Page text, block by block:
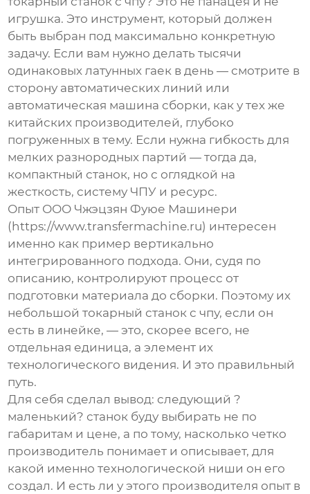
игрушка. Это инструмент, который должен
быть выбран под максимально конкретную
задачу. Если вам нужно делать тысячи
одинаковых латунных гаек в день — смотрите в
сторону автоматических линий или
автоматическая машина сборки, как у тех же
китайских производителей, глубоко
погруженных в тему. Если нужна гибкость для
мелких разнородных партий — тогда да,
компактный станок, но с оглядкой на
жесткость, систему ЧПУ и ресурс.
Опыт ООО Чжэцзян Фуюе Машинери
(https://www.transfermachine.ru) интересен
именно как пример вертикально
интегрированного подхода. Они, судя по
описанию, контролируют процесс от
подготовки материала до сборки. Поэтому их
небольшой токарный станок с чпу, если он
есть в линейке, — это, скорее всего, не
отдельная единица, а элемент их
технологического видения. И это правильный
путь.
Для себя сделал вывод: следующий ?
маленький? станок буду выбирать не по
габаритам и цене, а по тому, насколько четко
производитель понимает и описывает, для
какой именно технологической ниши он его
создал. И есть ли у этого производителя опыт в